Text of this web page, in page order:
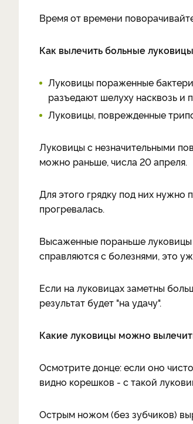
Время от времени
Как вылечить больные
Луковицы пораженные
разъедают шелуху насквозь и
Луковицы, поврежденные
Луковицы с незначительными
можно раньше, числа 20 апреля.
Для этого грядку под них нужно
прогревалась.
Высаженные пораньше луковицы
справляются с болезнями, это
Если на луковицах заметны
результат будет "на удачу".
Какие луковицы можно
Осмотрите донце: если оно
видно корешков - с такой
Острым ножом (без зубчиков)